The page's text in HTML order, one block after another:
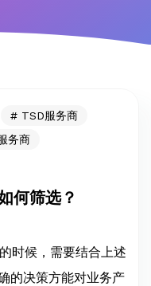
TSD服务商
务商
何筛选？
时候，需要结合上述
的决策方能对业务产